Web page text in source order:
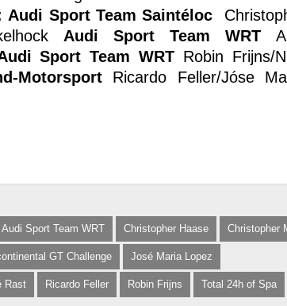
Audi Sport Team Saintéloc
Audi Sport Team WRT
Sport Team WRT Robin Frijns/
Motorsport Ricardo Feller/Jóse
Audi Sport Team WRT Christopher Haase Christopher
GT Challenge José Maria Lopez
Rast Ricardo Feller Robin Frijns Total 24h of Spa